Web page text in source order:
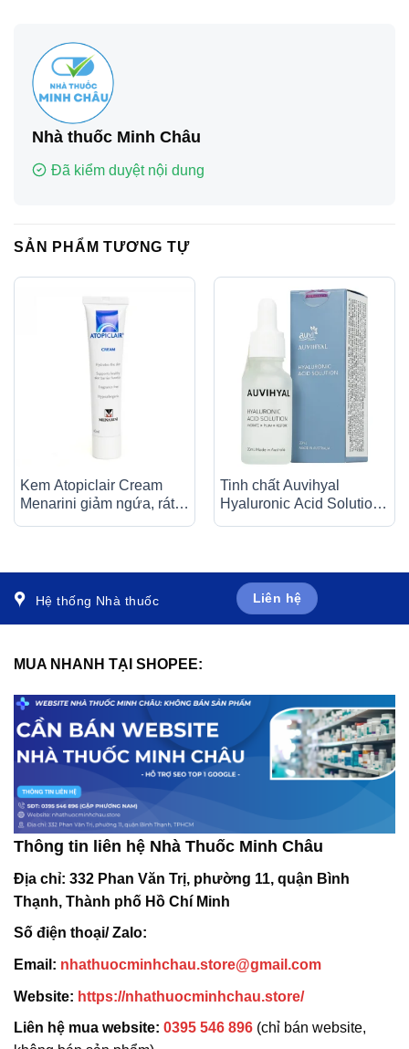
Nhà thuốc Minh Châu
Đã kiểm duyệt nội dung
SẢN PHẨM TƯƠNG TỰ
Kem Atopiclair Cream
Menarini giảm ngứa, rát,
Tinh chất Auvihyal
Hyaluronic Acid Solution
Hệ thống Nhà thuốc Liên hệ
MUA NHANH TẠI SHOPEE:
Thông tin liên hệ Nhà Thuốc Minh Châu
Địa chỉ: 332 Phan Văn Trị, phường 11, quận Bình
Thạnh, Thành phố Hồ Chí Minh
Số điện thoại/ Zalo:
Email: nhathuocminhchau.store@gmail.com
Website: https://nhathuocminhchau.store/
Liên hệ mua website: 0395 546 896 (chỉ bán website,